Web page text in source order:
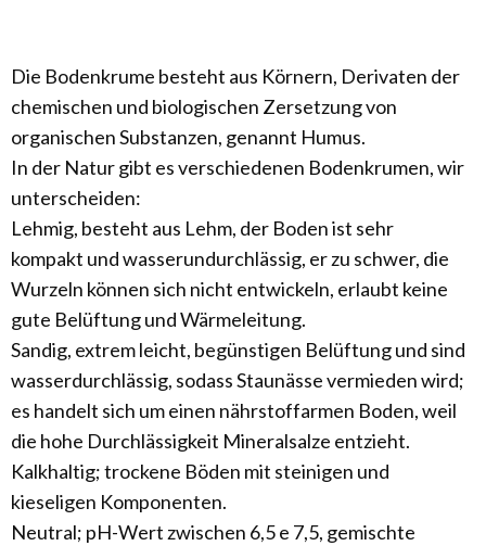
Die Bodenkrume besteht aus Körnern, Derivaten der
chemischen und biologischen Zersetzung von
organischen Substanzen, genannt Humus.
In der Natur gibt es verschiedenen Bodenkrumen, wir
unterscheiden:
Lehmig, besteht aus Lehm, der Boden ist sehr
kompakt und wasserundurchlässig, er zu schwer, die
Wurzeln können sich nicht entwickeln, erlaubt keine
gute Belüftung und Wärmeleitung.
Sandig, extrem leicht, begünstigen Belüftung und sind
wasserdurchlässig, sodass Staunässe vermieden wird;
es handelt sich um einen nährstoffarmen Boden, weil
die hohe Durchlässigkeit Mineralsalze entzieht.
Kalkhaltig; trockene Böden mit steinigen und
kieseligen Komponenten.
Neutral; pH-Wert zwischen 6,5 e 7,5, gemischte